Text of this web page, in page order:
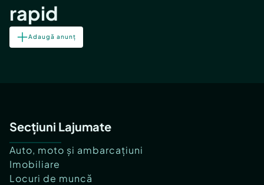
rapid
Adaugă anunț
Secțiuni Lajumate
Auto, moto și ambarcațiuni
Imobiliare
Locuri de muncă